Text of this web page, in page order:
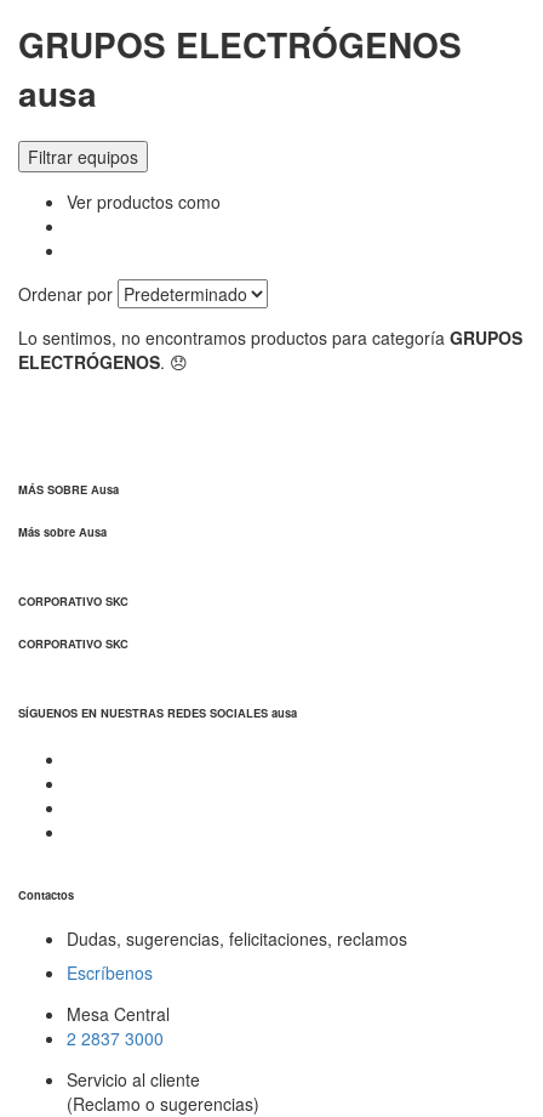
GRUPOS ELECTRÓGENOS
ausa
Filtrar equipos
Ver productos como
Ordenar por
Lo sentimos, no encontramos productos para categoría GRUPOS
ELECTRÓGENOS. 😞
MÁS SOBRE Ausa
Más sobre Ausa
CORPORATIVO SKC
CORPORATIVO SKC
SÍGUENOS EN NUESTRAS REDES SOCIALES ausa
Contactos
Dudas, sugerencias, felicitaciones, reclamos
Escríbenos
Mesa Central
2 2837 3000
Servicio al cliente
(Reclamo o sugerencias)